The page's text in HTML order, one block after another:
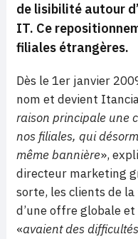
de lisibilité autour
IT. Ce
filiales étrangères.
Dès le 1er janvier
nom et devient
raison principale une
nos filiales, qui
même bannière»,
directeur marketing
sorte, les clients de
d’une offre globale
«avaient des